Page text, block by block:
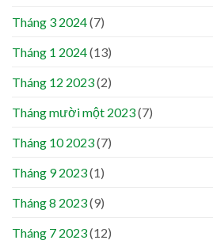
Tháng 3 2024(7)
Tháng 1 2024(13)
Tháng 12 2023(2)
Tháng mười một 2023(7)
Tháng 10 2023(7)
Tháng 9 2023(1)
Tháng 8 2023(9)
Tháng 7 2023(12)